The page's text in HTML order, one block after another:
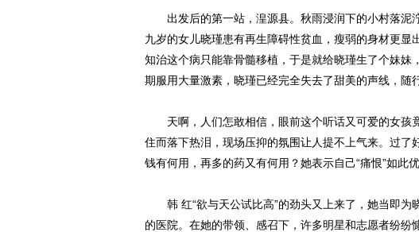
出发后的第一站，湟源县。秋雨浸润下的小村落泥
九岁的女儿晓瑾患有再生障碍性贫血，瘦弱的身材更
知治这个病只能靠骨髓移植，于是就给晓瑾生了个妹
期服用大量激素，晓瑾已经完全失去了甜美的声线，随
天啊，人们怎敢相信，眼前这个听话又可爱的女孩
住而落下热泪，现场压抑的氛围让人提不上气来。过
钱有何用，再多的药又有何用？她表示自己“痛恨”如此
韩 红“欲与天公试比高”的劲头又上来了，她当即为
的医院。在她的带领、感召下，许多明星和志愿者纷